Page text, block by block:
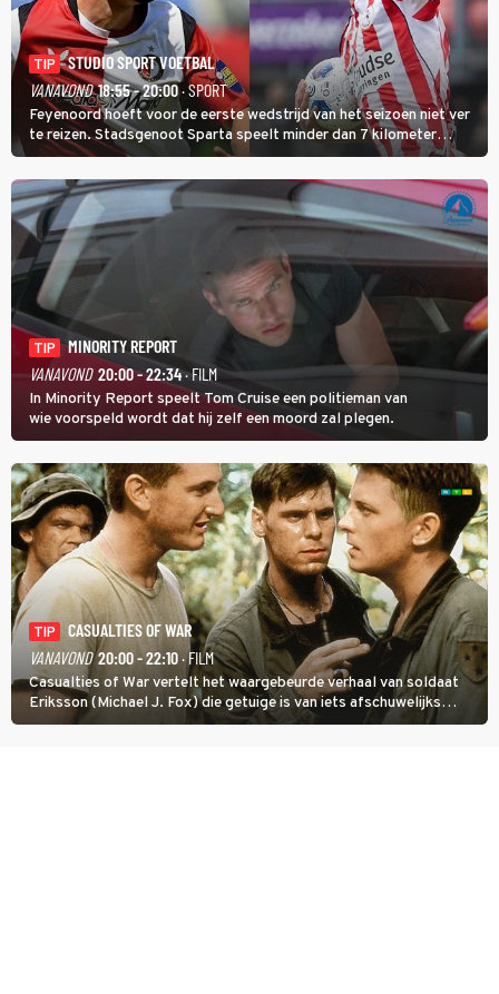
TIP
STUDIO SPORT VOETBAL
VANAVOND 18:55 - 20:00· SPORT
Feyenoord hoeft voor de eerste wedstrijd van het seizoen niet ver
te reizen. Stadsgenoot Sparta speelt minder dan 7 kilometer
verderop. Feyenoord trok de Spaanse spits Nacho Ferri aan van
KVC Westerlo uit België.
TIP
MINORITY REPORT
VANAVOND 20:00 - 22:34· FILM
In Minority Report speelt Tom Cruise een politieman van
wie voorspeld wordt dat hij zelf een moord zal plegen.
TIP
CASUALTIES OF WAR
VANAVOND 20:00 - 22:10· FILM
Casualties of War vertelt het waargebeurde verhaal van soldaat
Eriksson (Michael J. Fox) die getuige is van iets afschuwelijks
tijdens de Vietnamoorlog. Hij besluit uit de school te klappen.